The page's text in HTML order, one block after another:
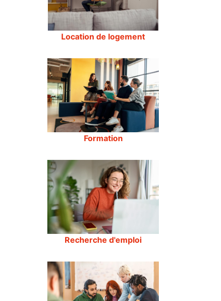
Location de logement
Formation
Recherche d'emploi